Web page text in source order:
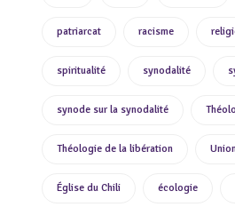
patriarcat racisme
spiritualité synodalité
synode sur la synodalité
Théologie de la libération
Église du Chili écologie